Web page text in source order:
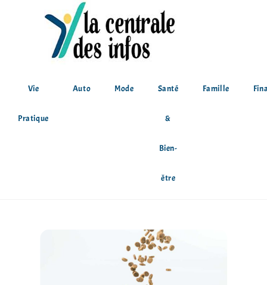
Vie
Pratique
Auto Mode Santé
&
Bien-
être
Famille